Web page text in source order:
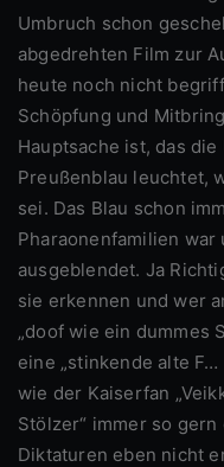
Umbruch schon
abgedrehten Film zur
heute noch nicht
Schöpfung und
Hauptsache ist, das
Preußenblau leuchtet,
sei. Das Blau schon
Pharaonenfamilien
ausgeblendet. Ja
sie erkennen und wer
„doof wie ein dummes
eine „stinkende alte F…
wie der Kaiserfan
Stölzer“ immer so
Diktaturen eben nicht